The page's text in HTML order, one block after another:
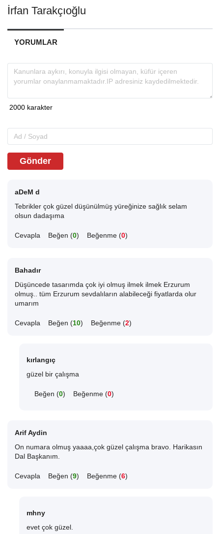
İrfan Tarakçıoğlu
YORUMLAR
Gönder
aDeM d
Tebrikler çok güzel düşünülmüş yüreğinize sağlık selam
olsun dadaşıma
Cevapla Beğen (0) Beğenme (0)
Bahadır
Düşüncede tasarımda çok iyi olmuş ilmek ilmek Erzurum
olmuş.. tüm Erzurum sevdalıların alabileceği fiyatlarda olur
umarım
Cevapla Beğen (10) Beğenme (2)
kırlangıç
güzel bir çalışma
Beğen (0) Beğenme (0)
Arif Aydin
On numara olmuş yaaaa,çok güzel çalışma bravo. Harikasın
Dal Başkanım.
Cevapla Beğen (9) Beğenme (6)
mhny
evet çok güzel.